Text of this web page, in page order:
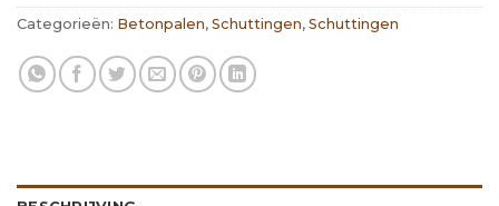
Categorieën: Betonpalen, Schuttingen, Schuttingen